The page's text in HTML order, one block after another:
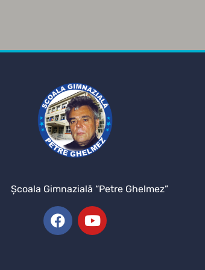
Şcoala Gimnazială “Petre Ghelmez”